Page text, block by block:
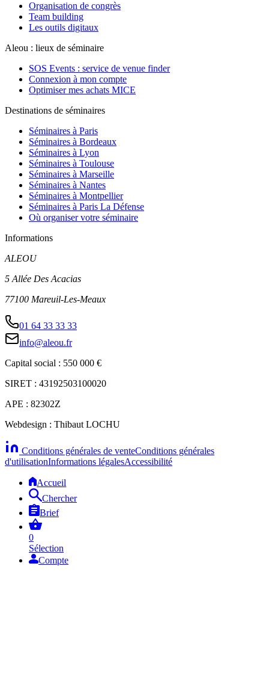
Organisation de congrès
Team building
Les outils digitaux
Aleou : lieux de séminaire
SOS Events : service de venue finder
Connexion à mon compte
Optimiser mes achats MICE
Destinations de séminaires
Séminaires à Paris
Séminaires à Bordeaux
Séminaires à Lyon
Séminaires à Toulouse
Séminaires à Marseille
Séminaires à Nantes
Séminaires à Montpellier
Séminaires à Paris La Défense
Où organiser votre séminaire
Informations
ALEOU
5 Allée Des Acacias
77100 Mareuil-Les-Meaux
01 64 33 33 33
info@aleou.fr
Capital social : 550 000 €
SIRET : 43192503100020
APE : 82302Z
Webdesign : Thibaut LOCHU
Conditions générales de venteConditions générales
d'utilisationInformations légalesAccessibilité
Accueil
Chercher
Brief
0
Sélection
Compte